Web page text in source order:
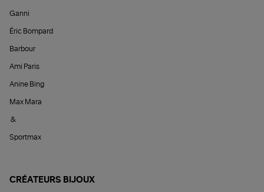
Ganni
Éric Bompard
Barbour
Ami Paris
Anine Bing
Max Mara
&
Sportmax
CRÉATEURS BIJOUX